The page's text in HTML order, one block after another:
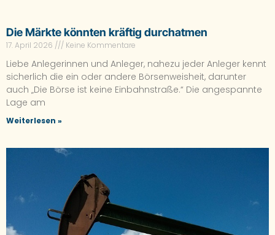
Die Märkte könnten kräftig durchatmen
17. April 2026 Keine Kommentare
Liebe Anlegerinnen und Anleger, nahezu jeder Anleger kennt
sicherlich die ein oder andere Börsenweisheit, darunter
auch „Die Börse ist keine Einbahnstraße.“ Die angespannte
Lage am
Weiterlesen »